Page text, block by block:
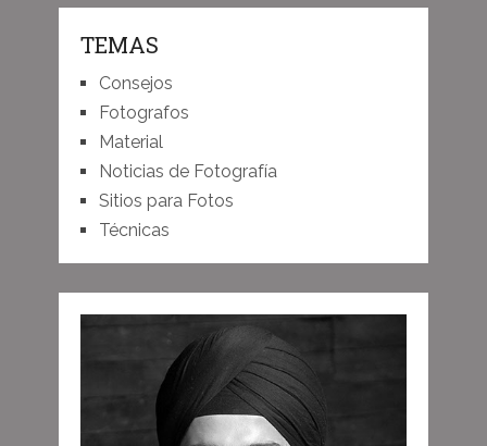
TEMAS
Consejos
Fotografos
Material
Noticias de Fotografía
Sitios para Fotos
Técnicas